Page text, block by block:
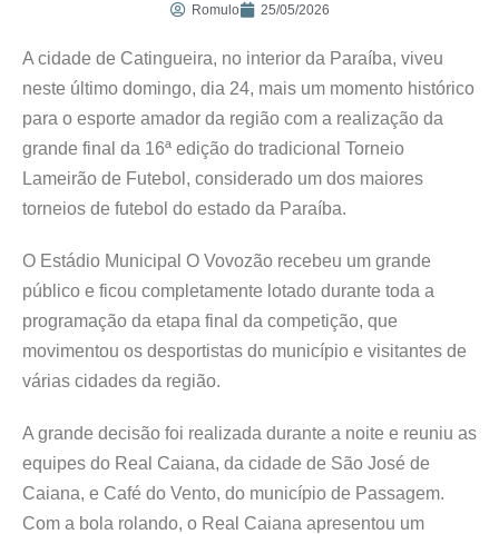
Romulo 25/05/2026
A cidade de Catingueira, no interior da Paraíba, viveu
neste último domingo, dia 24, mais um momento histórico
para o esporte amador da região com a realização da
grande final da 16ª edição do tradicional Torneio
Lameirão de Futebol, considerado um dos maiores
torneios de futebol do estado da Paraíba.
O Estádio Municipal O Vovozão recebeu um grande
público e ficou completamente lotado durante toda a
programação da etapa final da competição, que
movimentou os desportistas do município e visitantes de
várias cidades da região.
A grande decisão foi realizada durante a noite e reuniu as
equipes do Real Caiana, da cidade de São José de
Caiana, e Café do Vento, do município de Passagem.
Com a bola rolando, o Real Caiana apresentou um